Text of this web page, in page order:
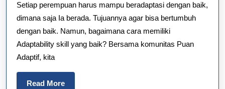
Puan
Adaptif
Menginspirasi
Setiap perempuan harus mampu beradaptasi dengan baik,
dimana saja Ia berada. Tujuannya agar bisa bertumbuh
dengan baik. Namun, bagaimana cara memiliki
Adaptability skill yang baik? Bersama komunitas Puan
Adaptif, kita
Read MoreRead